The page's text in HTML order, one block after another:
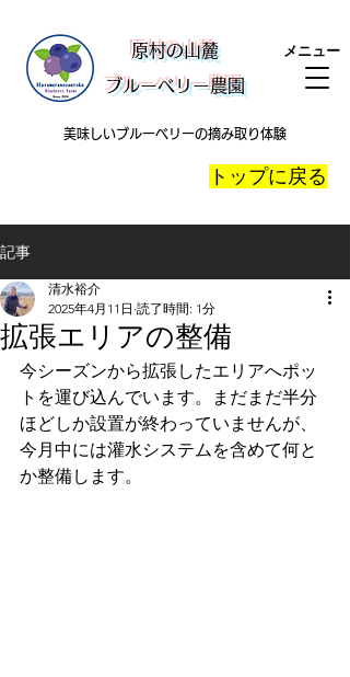
​原村の山麓
ブルーベリー農園
メニュー
美味しいブルーベリーの摘み取り体験
​トップに戻る
記事
拡張エリアの整備
清水裕介
2025年4月11日 読了時間: 1分
今シーズンから拡張したエリアへポッ
トを運び込んでいます。まだまだ半分
ほどしか設置が終わっていませんが、
今月中には灌水システムを含めて何と
か整備します。